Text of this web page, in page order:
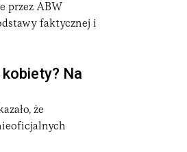
przez ABW
faktycznej i
Na
że